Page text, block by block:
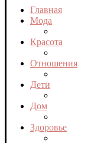
Главная
Мода
Красота
Отношения
Дети
Дом
Здоровье